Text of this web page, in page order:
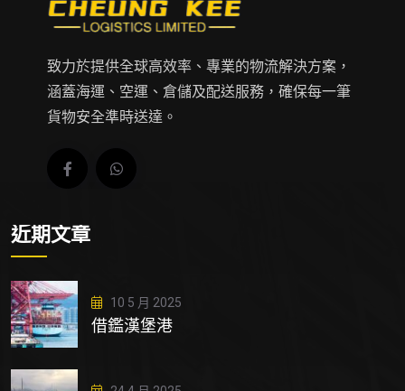
致力於提供全球高效率、專業的物流解決方案，
涵蓋海運、空運、倉儲及配送服務，確保每一筆
貨物安全準時送達。
近期文章
10 5 月 2025
借鑑漢堡港